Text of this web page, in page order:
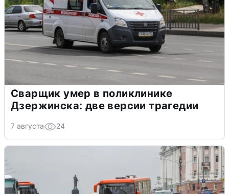
Сварщик умер в поликлинике
Дзержинска: две версии трагедии
7 августа 24